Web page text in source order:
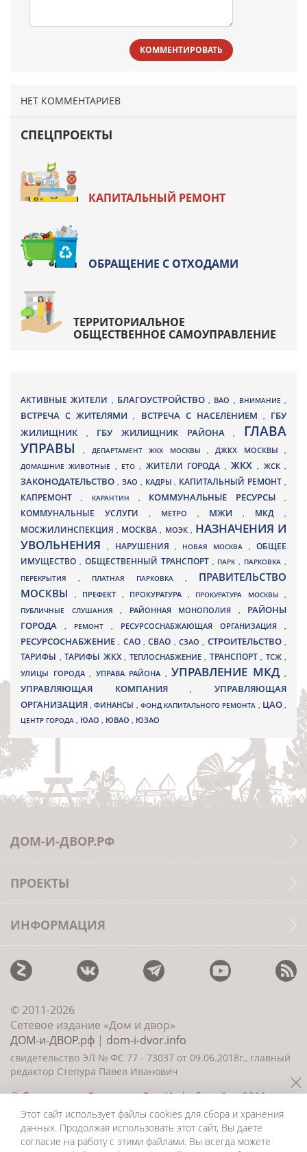
КОММЕНТИРОВАТЬ
НЕТ КОММЕНТАРИЕВ
СПЕЦПРОЕКТЫ
КАПИТАЛЬНЫЙ РЕМОНТ
ОБРАЩЕНИЕ С ОТХОДАМИ
ТЕРРИТОРИАЛЬНОЕ
ОБЩЕСТВЕННОЕ САМОУПРАВЛЕНИЕ
АКТИВНЫЕ ЖИТЕЛИ , БЛАГОУСТРОЙСТВО , ВАО , ВНИМАНИЕ ,
ВСТРЕЧА С ЖИТЕЛЯМИ, ВСТРЕЧА С НАСЕЛЕНИЕМ , ГБУ
ЖИЛИЩНИК
, ГБУ ЖИЛИЩНИК РАЙОНА, ГЛАВА
УПРАВЫ, ДЕПАРТАМЕНТ ЖКХ МОСКВЫ ,ДЖКХ МОСКВЫ ,
ДОМАШНИЕ ЖИВОТНЫЕ , ЕТО, ЖИТЕЛИ ГОРОДА , ЖКХ, ЖСК,
ЗАКОНОДАТЕЛЬСТВО , ЗАО , КАДРЫ, КАПИТАЛЬНЫЙ РЕМОНТ ,
КАПРЕМОНТ , КАРАНТИН , КОММУНАЛЬНЫЕ РЕСУРСЫ,
КОММУНАЛЬНЫЕ УСЛУГИ , МЕТРО , МЖИ, МКД ,
МОСЖИЛИНСПЕКЦИЯ, МОСКВА , МОЭК , НАЗНАЧЕНИЯ И
УВОЛЬНЕНИЯ, НАРУШЕНИЯ , НОВАЯ МОСКВА ,ОБЩЕЕ
ИМУЩЕСТВО , ОБЩЕСТВЕННЫЙ ТРАНСПОРТ , ПАРК, ПАРКОВКА ,
ПЕРЕКРЫТИЯ , ПЛАТНАЯ ПАРКОВКА , ПРАВИТЕЛЬСТВО
МОСКВЫ
, ПРЕФЕКТ , ПРОКУРАТУРА , ПРОКУРАТУРА МОСКВЫ ,
ПУБЛИЧНЫЕ СЛУШАНИЯ , РАЙОННАЯ МОНОПОЛИЯ , РАЙОНЫ
ГОРОДА
, РЕМОНТ , РЕСУРСОСНАБЖАЮЩАЯ ОРГАНИЗАЦИЯ ,
РЕСУРСОСНАБЖЕНИЕ, САО,СВАО ,СЗАО, СТРОИТЕЛЬСТВО,
ТАРИФЫ , ТАРИФЫ ЖКХ , ТЕПЛОСНАБЖЕНИЕ , ТРАНСПОРТ , ТСЖ ,
УЛИЦЫ ГОРОДА , УПРАВА РАЙОНА , УПРАВЛЕНИЕ МКД ,
УПРАВЛЯЮЩАЯ КОМПАНИЯ,УПРАВЛЯЮЩАЯ
ОРГАНИЗАЦИЯ,ФИНАНСЫ , ФОНД КАПИТАЛЬНОГО РЕМОНТА , ЦАО,
ЦЕНТР ГОРОДА , ЮАО , ЮВАО , ЮЗАО
ДОМ-И-ДВОР.РФ
ПРОЕКТЫ
ИНФОРМАЦИЯ
© 2011-2026
Сетевое издание «Дом и двор»
ДОМ-и-ДВОР.рф | dom-i-dvor.info
свидетельство ЭЛ № ФС 77 - 73037 от 09.06.2018г., главный
редактор Степура Павел Иванович
©Создание сайта и дизайн«ИнфоДизайн» 2011—
2026
Этот сайт использует файлы cookies для сбора и хранения
данных. Продолжая использовать этот сайт, Вы даете
согласие на работу с этими файлами. Вы всегда можете